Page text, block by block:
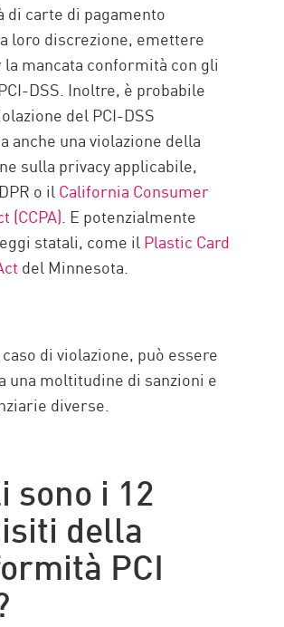
di carte di pagamento
loro discrezione, emettere
mancata conformità con gli
DSS. Inoltre, è probabile
del PCI-DSS
anche una violazione della
sulla privacy applicabile,
o ilCalifornia Consumer
(CCPA). E potenzialmente
statali, come ilPlastic Card
del Minnesota.
di violazione, può essere
una moltitudine di sanzioni e
diverse.
sono i 12
della
PCI